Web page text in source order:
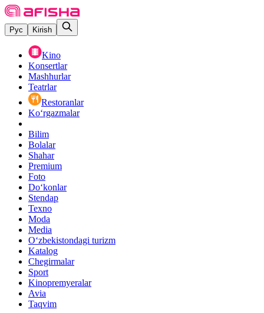
Рус Kirish
Kino
Konsertlar
Mashhurlar
Teatrlar
Restoranlar
Ko‘rgazmalar
Bilim
Bolalar
Shahar
Premium
Foto
Do‘konlar
Stendap
Texno
Moda
Media
O‘zbekistondagi turizm
Katalog
Chegirmalar
Sport
Kinopremyeralar
Avia
Taqvim